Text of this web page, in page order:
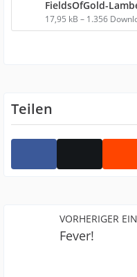
FieldsOfGold-
17,95 kB – 1.356
Teilen
VORHERIGER
Fever!